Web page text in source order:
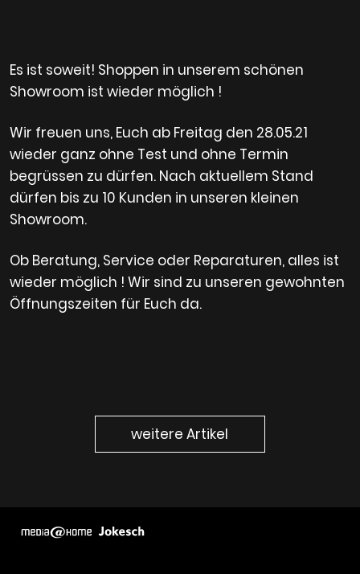
Es ist soweit! Shoppen in unserem schönen
Showroom ist wieder möglich !
Wir freuen uns, Euch ab Freitag den 28.05.21
wieder ganz ohne Test und ohne Termin
begrüssen zu dürfen. Nach aktuellem Stand
dürfen bis zu 10 Kunden in unseren kleinen
Showroom.
Ob Beratung, Service oder Reparaturen, alles ist
wieder möglich ! Wir sind zu unseren gewohnten
Öffnungszeiten für Euch da.
weitere Artikel